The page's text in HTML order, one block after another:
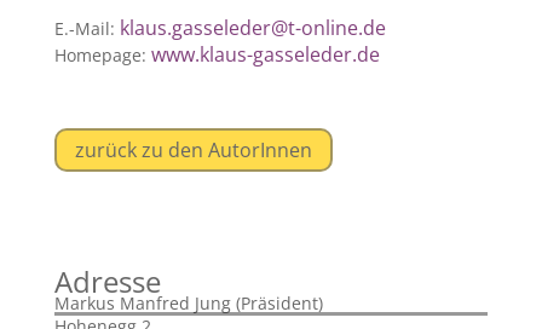
E.-Mail: klaus.gasseleder@t-online.de
Homepage: www.klaus-gasseleder.de
zurück zu den AutorInnen
Adresse
Markus Manfred Jung (Präsident)